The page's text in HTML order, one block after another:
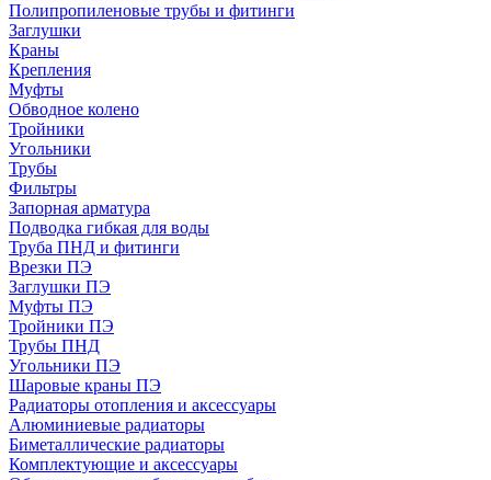
Полипропиленовые трубы и фитинги
Заглушки
Краны
Крепления
Муфты
Обводное колено
Тройники
Угольники
Трубы
Фильтры
Запорная арматура
Подводка гибкая для воды
Труба ПНД и фитинги
Врезки ПЭ
Заглушки ПЭ
Муфты ПЭ
Тройники ПЭ
Трубы ПНД
Угольники ПЭ
Шаровые краны ПЭ
Радиаторы отопления и аксессуары
Алюминиевые радиаторы
Биметаллические радиаторы
Комплектующие и аксессуары